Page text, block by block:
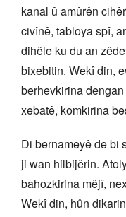
kanal û amûrên
civînê, tabloya spî,
dihêle ku du an
bixebitin. Wekî din,
berhevkirina
xebatê, komkirina
Di bernameyê de bi
ji wan hilbijêrin.
bahozkirina mêjî,
Wekî din, hûn